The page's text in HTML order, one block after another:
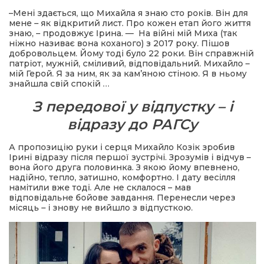
–Мені здається, що Михайла я знаю сто років. Він для
мене – як відкритий лист. Про кожен етап його життя
знаю, – продовжує Ірина. — На війні мій Миха (так
ніжно називає вона коханого) з 2017 року. Пішов
добровольцем. Йому тоді було 22 роки. Він справжній
патріот, мужній, сміливий, відповідальний. Михайло –
мій Герой. Я за ним, як за кам’яною стіною. Я в ньому
знайшла свій спокій …
З передової у відпустку – і
відразу до РАГСу
А пропозицію руки і серця Михайло Козік зробив
Ірині відразу після першої зустрічі. Зрозумів і відчув –
вона його друга половинка. З якою йому впевнено,
надійно, тепло, затишно, комфортно. І дату весілля
намітили вже тоді. Але не склалося – мав
відповідальне бойове завдання. Перенесли через
місяць – і знову не вийшло з відпусткою.